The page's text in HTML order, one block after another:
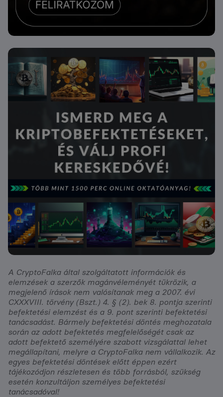
A CryptoFalka által szolgáltatott információk és
elemzések a szerzők magánvéleményét tükrözik, a
megjelenő írások nem valósítanak meg a 2007. évi
CXXXVIII. törvény (Bszt.) 4. § (2). bek 8. pontja szerinti
befektetési elemzést és a 9. pont szerinti befektetési
tanácsadást. Bármely befektetési döntés meghozatala
során az adott befektetés megfelelőségét csak az
adott befektető személyére szabott vizsgálattal lehet
megállapítani, melyre a CryptoFalka nem vállalkozik. Az
egyes befektetési döntések előtt éppen ezért
tájékozódjon részletesen és több forrásból, szükség
esetén konzultáljon személyes befektetési
tanácsadóval!